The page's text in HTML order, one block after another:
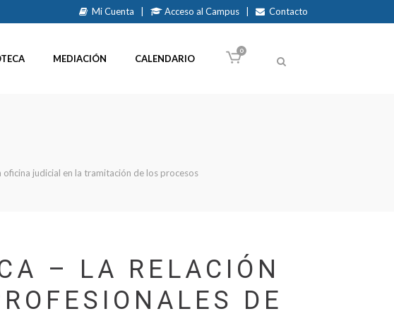
Mi Cuenta Acceso al Campus Contacto
0
MEDIACIÓN CALENDARIO
judicial en la tramitación de los procesos
– LA RELACIÓN
DE